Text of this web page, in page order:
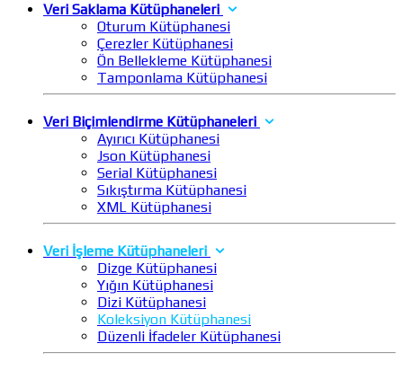
Veri Saklama Kütüphaneleri
Oturum Kütüphanesi
Çerezler Kütüphanesi
Ön Bellekleme Kütüphanesi
Tamponlama Kütüphanesi
Veri Biçimlendirme Kütüphaneleri
Ayırıcı Kütüphanesi
Json Kütüphanesi
Serial Kütüphanesi
Sıkıştırma Kütüphanesi
XML Kütüphanesi
Veri İşleme Kütüphaneleri
Dizge Kütüphanesi
Yığın Kütüphanesi
Dizi Kütüphanesi
Koleksiyon Kütüphanesi
Düzenli İfadeler Kütüphanesi